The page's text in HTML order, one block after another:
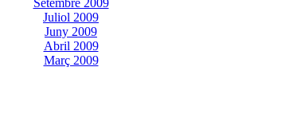
Setembre 2009
Juliol 2009
Juny 2009
Abril 2009
Març 2009